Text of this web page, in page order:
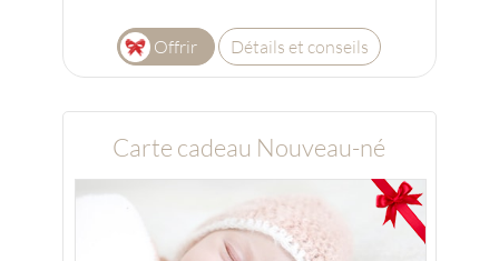
Offrir Détails et conseils
Carte cadeau Nouveau-né